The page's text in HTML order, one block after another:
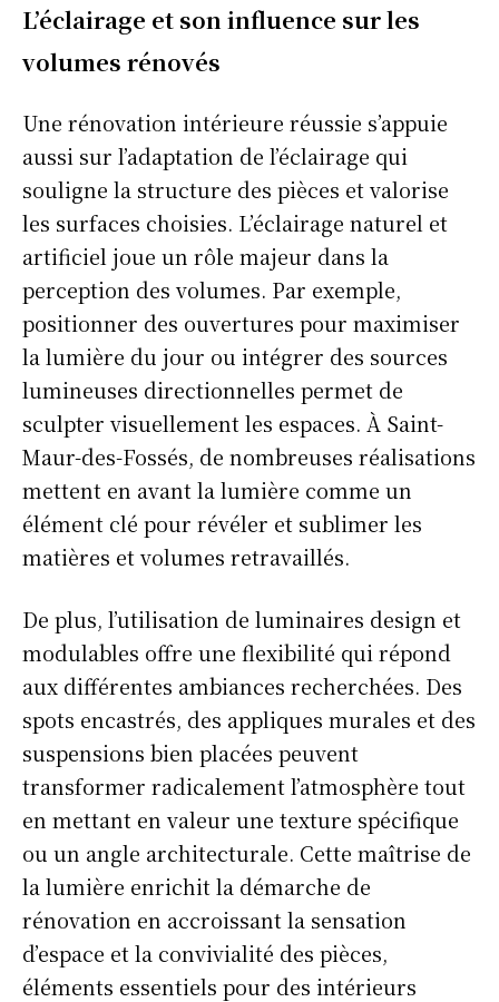
L’éclairage et son influence sur les
volumes rénovés
Une rénovation intérieure réussie s’appuie
aussi sur l’adaptation de l’éclairage qui
souligne la structure des pièces et valorise
les surfaces choisies. L’éclairage naturel et
artificiel joue un rôle majeur dans la
perception des volumes. Par exemple,
positionner des ouvertures pour maximiser
la lumière du jour ou intégrer des sources
lumineuses directionnelles permet de
sculpter visuellement les espaces. À Saint-
Maur-des-Fossés, de nombreuses réalisations
mettent en avant la lumière comme un
élément clé pour révéler et sublimer les
matières et volumes retravaillés.
De plus, l’utilisation de luminaires design et
modulables offre une flexibilité qui répond
aux différentes ambiances recherchées. Des
spots encastrés, des appliques murales et des
suspensions bien placées peuvent
transformer radicalement l’atmosphère tout
en mettant en valeur une texture spécifique
ou un angle architecturale. Cette maîtrise de
la lumière enrichit la démarche de
rénovation en accroissant la sensation
d’espace et la convivialité des pièces,
éléments essentiels pour des intérieurs